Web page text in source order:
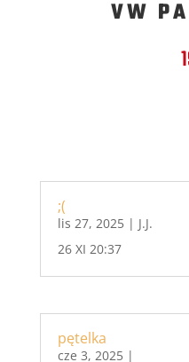
VW
;(
lis 27, 2025| J.J.
26 XI 20:37
pętelka
cze 3, 2025|